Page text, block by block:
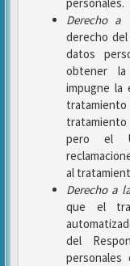
Derecho
derecho
datos
obtener la
impugne la
pero el
al
Derecho a
que el
del